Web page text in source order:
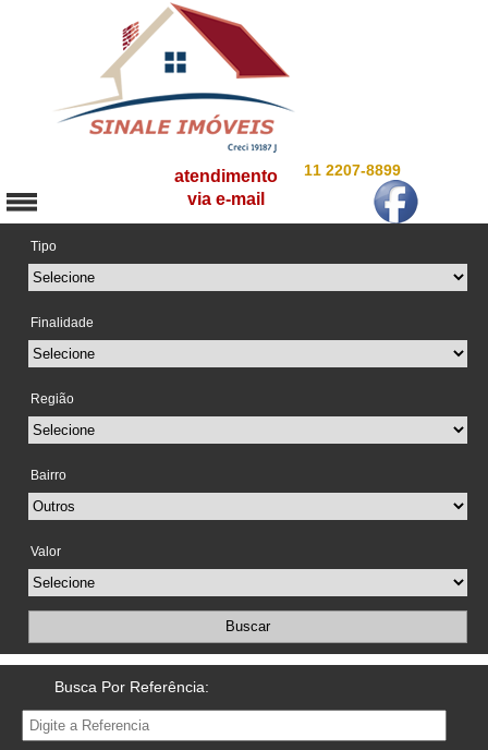
11 2207-8899
atendimento
via e-mail
Tipo
Finalidade
Região
Bairro
Valor
Buscar
Busca Por Referência: